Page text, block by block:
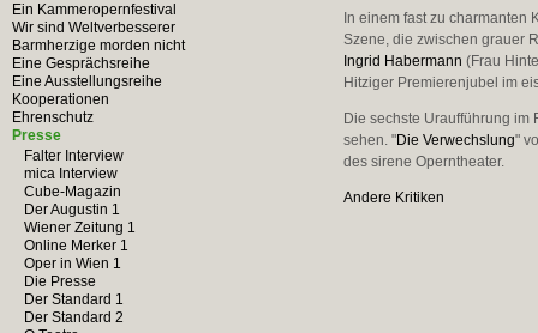
Ein Kammeropernfestival
Wir sind Weltverbesserer
Barmherzige morden nicht
Eine Gesprächsreihe
Eine Ausstellungsreihe
Kooperationen
Ehrenschutz
Presse
Falter Interview
mica Interview
Cube-Magazin
Der Augustin 1
Wiener Zeitung 1
Online Merker 1
Oper in Wien 1
Die Presse
Der Standard 1
Der Standard 2
In einem fast zu
Szene, die zwischen grauer
Ingrid Habermann (Frau
Hitziger Premierenjubel im
Die sechste Uraufführung im
sehen. "Die Verwechslung"
des sirene Operntheater.
Andere Kritiken